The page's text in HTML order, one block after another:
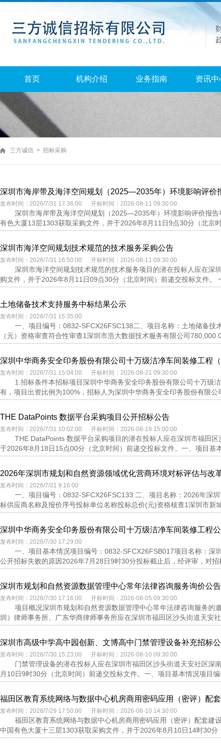
首页 机构介绍 业务指南 资讯中
三方诚信 > 招标采购
深圳市海岸带及海洋空间规划（2025—2035年）环境影响评价
发布时间：2026/7/31 17:36:00 开标时间：2026-08-11 09:30:00
深圳市海岸带及海洋空间规划（2025—2035年）环境影响评价报
有色大厦13层1303获取采购文件，并于2026年8月11日9点30分（北京
深圳市海洋空间规划技术规范的技术服务采购公告
发布时间：2026/7/31 16:50:00 开标时间：2026-08-11 09:30:00
深圳市海洋空间规划技术规范的技术服务项目的潜在投标人应在
购文件，并于2026年8月11日09点30分（北京时间）前递交投标文件。
土地储备技术支持服务中标结果公示
发布时间：2026/7/31 15:35:00
一、项目编号：0832-SFCX26FSC138二、项目名称：土地储备
（元）资格审查符合性审查1深圳市浩大数据技术服务有限公司
深圳中华商务安全印务股份有限公司十万级洁净车间装修工程
发布时间：2026/7/31 15:04:00 开标时间：2026-08-21 09:30:00
1.招标条件本招标项目深圳中华商务安全印务股份有限公司十万级
有，项目出资比例为100%，招标人为深圳中华商务安全印务股份有限
THE DataPoints 数据平台采购项目公开招标公告
发布时间：2026/7/31 10:02:00 开标时间：2026-08-18 15:00:00
THE DataPoints 数据平台采购项目的潜在投标人应在深圳市福田
于2026年8月18日15点00分（北京时间）前递交投标文件。一、项目基
2026年深圳市规划和自然资源领域优化营商环境对标评估与改
发布时间：2026/7/31 9:16:00
一、项目编号：0832-SFCX26FSC133 二、项目名称：2026年深
标供应商名称及报价序号投标单位名称投标总价(元)资格核查1深圳市新
深圳中华商务安全印务股份有限公司十万级洁净车间装修工程
发布时间：2026/7/30 17:29:00
一、项目基本情况项目编号：0832-SFCX26FSB017项目名称：
公开招标失败的原因2026年7月28日9时30分投标截止后，经评审，对
深圳市规划和自然资源数据管理中心常年法律咨询服务询价公告
发布时间：2026/7/30 17:16:00 开标时间：2026-08-05 09:30:00
项目概况深圳市规划和自然资源数据管理中心常年法律咨询服务
圳）律师事务所、广东华商律师事务所应在深圳市福田区沙头街道天安
深圳市高级中学高中园创新、文博高中门禁管理设备补充招标
发布时间：2026/7/30 15:23:00 开标时间：2026-08-10 09:30:00
门禁管理设备的潜在投标人应在深圳市福田区沙头街道天安社区
月10日9时30分（北京时间）前递交投标文件。一、项目基本情况项目
福田区教育系统网络与数据中心机房商用密码应用（密评）配
发布时间：2026/7/29 17:50:00 开标时间：2026-08-10 14:30:00
福田区教育系统网络与数据中心机房商用密码应用（密评）配套
中国有色大厦十三层1303获取采购文件，并于2026年8月10日14时30分